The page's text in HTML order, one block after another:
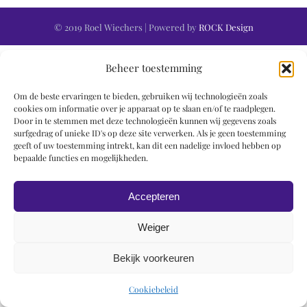
Beheer toestemming
Om de beste ervaringen te bieden, gebruiken wij technologieën zoals
cookies om informatie over je apparaat op te slaan en/of te raadplegen.
Door in te stemmen met deze technologieën kunnen wij gegevens zoals
surfgedrag of unieke ID's op deze site verwerken. Als je geen toestemming
geeft of uw toestemming intrekt, kan dit een nadelige invloed hebben op
bepaalde functies en mogelijkheden.
Accepteren
Weiger
Bekijk voorkeuren
Cookiebeleid
© 2019 Roel Wiechers | Powered by ROCK Design